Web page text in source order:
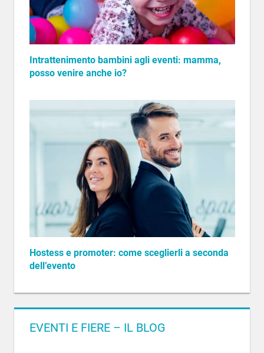
Intrattenimento bambini agli eventi: mamma,
posso venire anche io?
Hostess e promoter: come sceglierli a seconda
dell’evento
EVENTI E FIERE – IL BLOG